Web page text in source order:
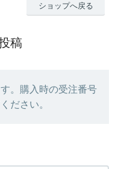
ショップへ戻る
稿
。購入時の受注番号
ださい。